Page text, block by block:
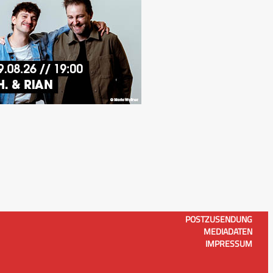
POSTZUSENDUNG
MEDIADATEN
IMPRESSUM